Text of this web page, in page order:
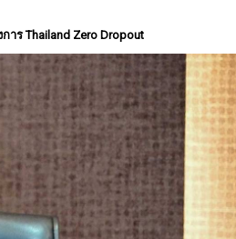
ร Thailand Zero Dropout